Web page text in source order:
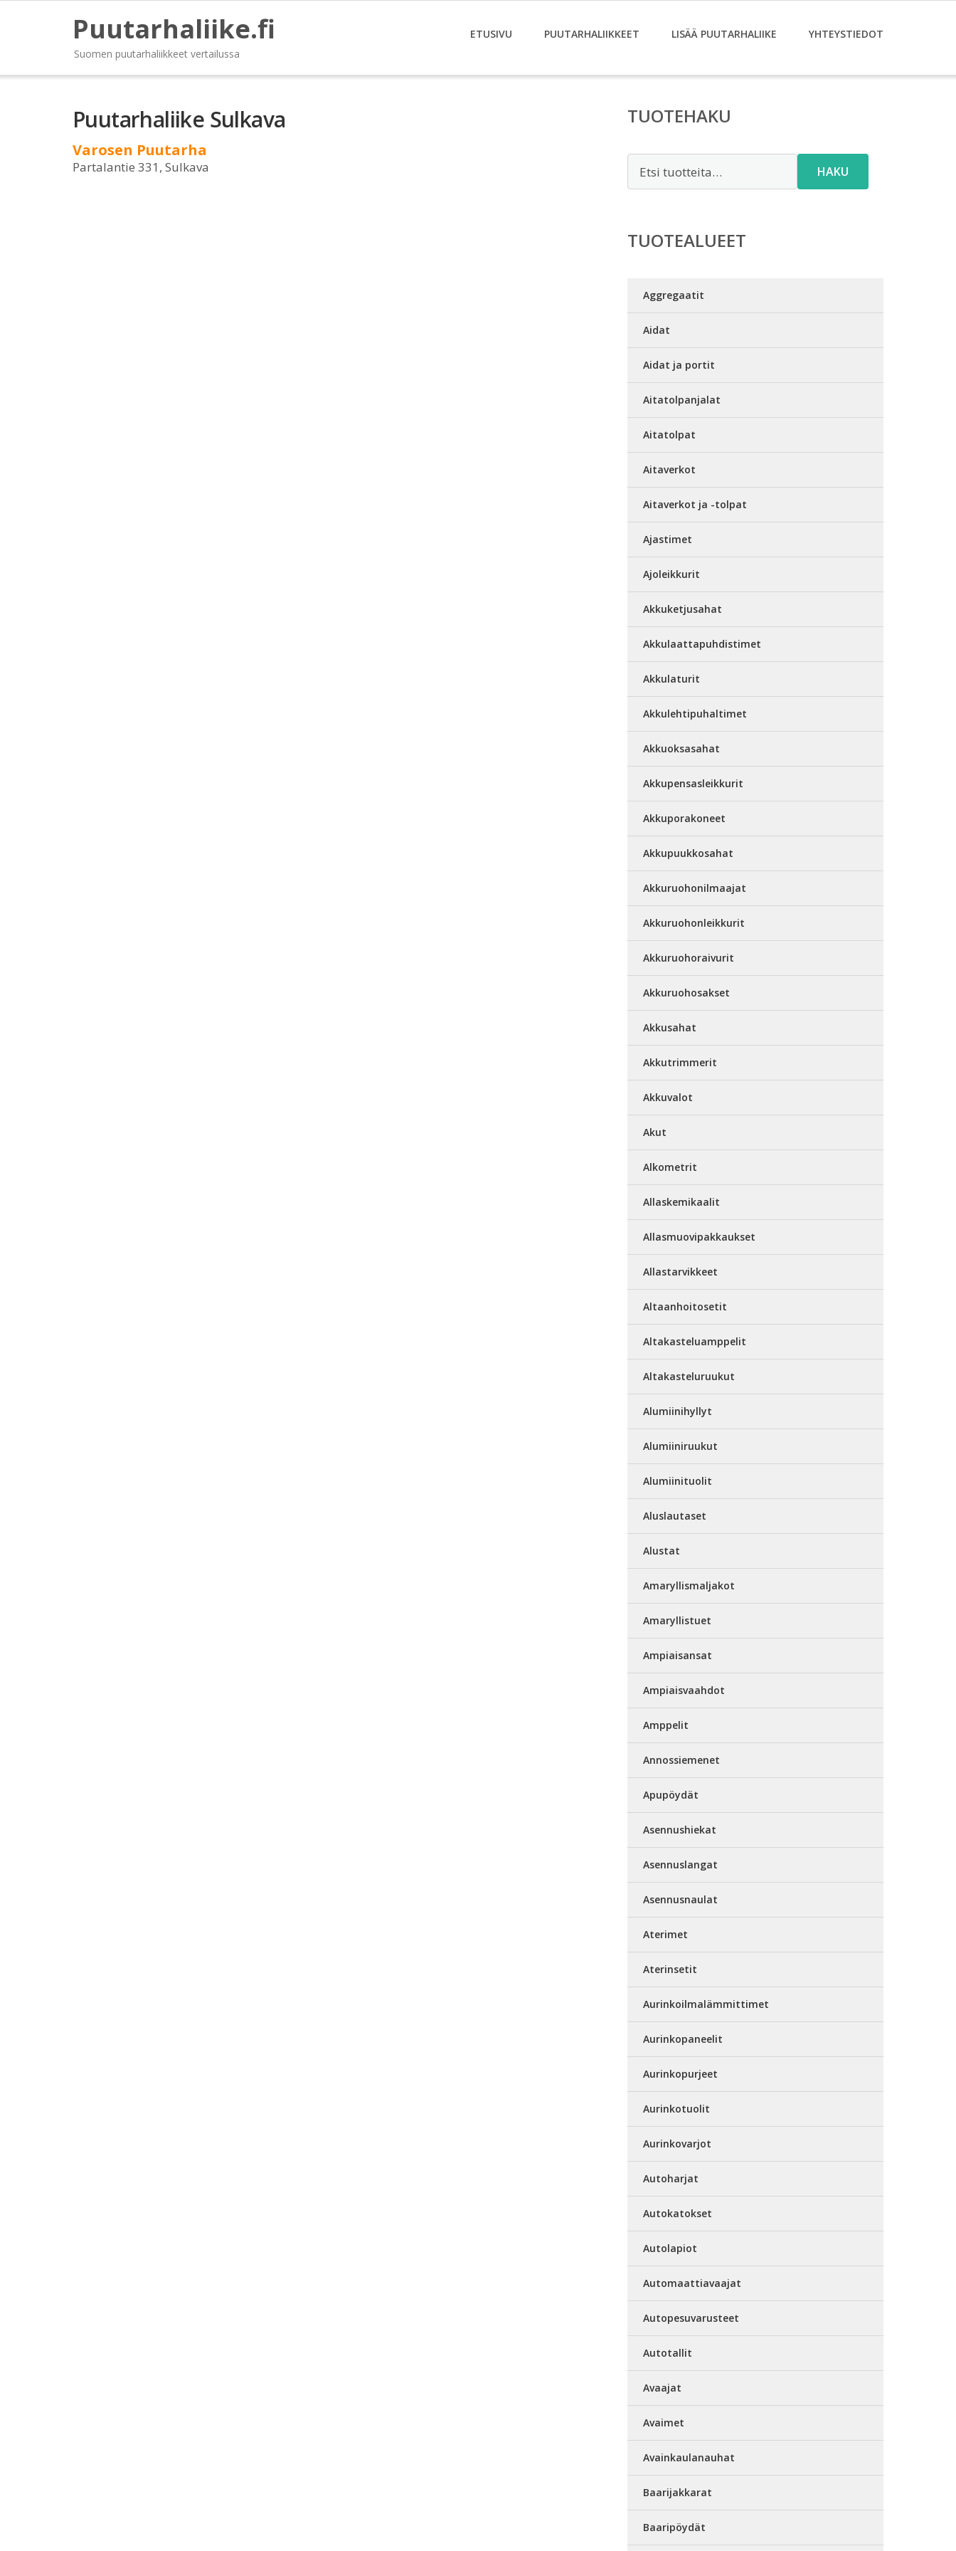
Puutarhaliike.fi
Suomen puutarhaliikkeet vertailussa
ETUSIVU PUUTARHALIIKKEET LISÄÄ PUUTARHALIIKE YHTEYSTIEDOT
Puutarhaliike Sulkava
Varosen Puutarha
Partalantie 331, Sulkava
TUOTEHAKU
HAKU
TUOTEALUEET
Aggregaatit
Aidat
Aidat ja portit
Aitatolpanjalat
Aitatolpat
Aitaverkot
Aitaverkot ja -tolpat
Ajastimet
Ajoleikkurit
Akkuketjusahat
Akkulaattapuhdistimet
Akkulaturit
Akkulehtipuhaltimet
Akkuoksasahat
Akkupensasleikkurit
Akkuporakoneet
Akkupuukkosahat
Akkuruohonilmaajat
Akkuruohonleikkurit
Akkuruohoraivurit
Akkuruohosakset
Akkusahat
Akkutrimmerit
Akkuvalot
Akut
Alkometrit
Allaskemikaalit
Allasmuovipakkaukset
Allastarvikkeet
Altaanhoitosetit
Altakasteluamppelit
Altakasteluruukut
Alumiinihyllyt
Alumiiniruukut
Alumiinituolit
Aluslautaset
Alustat
Amaryllismaljakot
Amaryllistuet
Ampiaisansat
Ampiaisvaahdot
Amppelit
Annossiemenet
Apupöydät
Asennushiekat
Asennuslangat
Asennusnaulat
Aterimet
Aterinsetit
Aurinkoilmalämmittimet
Aurinkopaneelit
Aurinkopurjeet
Aurinkotuolit
Aurinkovarjot
Autoharjat
Autokatokset
Autolapiot
Automaattiavaajat
Autopesuvarusteet
Autotallit
Avaajat
Avaimet
Avainkaulanauhat
Baarijakkarat
Baaripöydät